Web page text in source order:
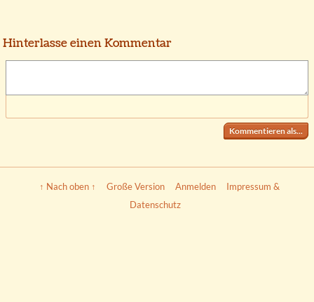
Hinterlasse einen Kommentar
Kommentieren als...
↑ Nach oben ↑ Große Version Anmelden
Impressum &
Datenschutz